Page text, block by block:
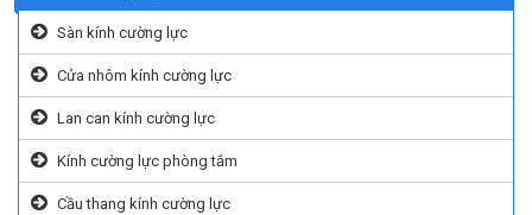
Sàn kính cường lực
Cửa nhôm kính cường lực
Lan can kính cường lực
Kính cường lực phòng tắm
Cầu thang kính cường lực